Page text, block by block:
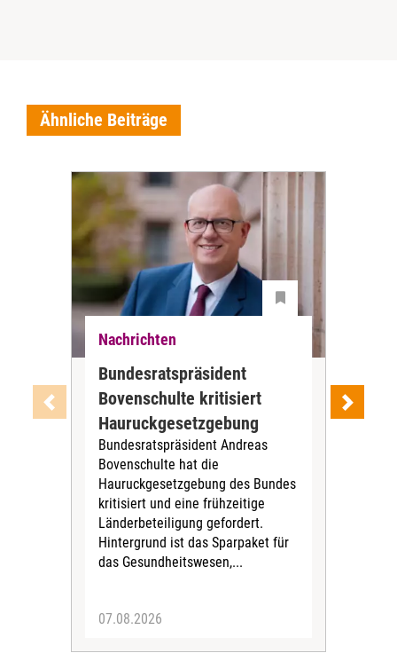
Ähnliche Beiträge
Nachrichten
Bundesratspräsident
Bovenschulte kritisiert
Hauruckgesetzgebung
Bundesratspräsident Andreas
Bovenschulte hat die
Hauruckgesetzgebung des Bundes
kritisiert und eine frühzeitige
Länderbeteiligung gefordert.
Hintergrund ist das Sparpaket für
das Gesundheitswesen,...
07.08.2026